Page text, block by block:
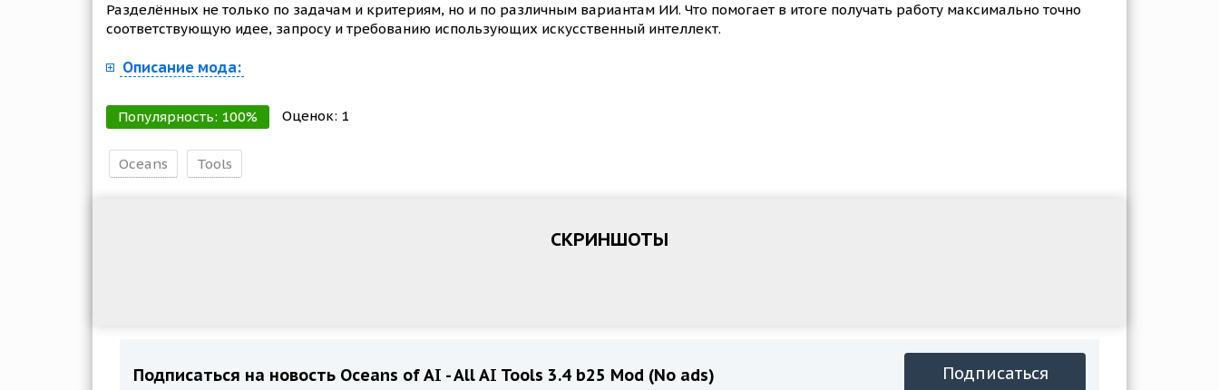
Разделённых не только по задачам и критериям, но и по различным вариантам ИИ. Что помогает в итоге получать работу максимально точно
соответствующую идее, запросу и требованию использующих искусственный интеллект.
Описание мода:
Популярность: 100% Оценок: 1
Oceans Tools
СКРИНШОТЫ
Подписаться на новость Oceans of AI - All AI Tools 3.4 b25 Mod (No ads) Подписаться